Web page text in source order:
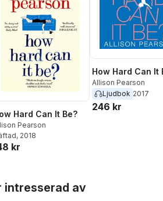
Hard Can It Be?
Pearson
, 2018
kr
How Hard Can It
Allison Pearson
Ljudbok 2017
246 kr
intresserad av